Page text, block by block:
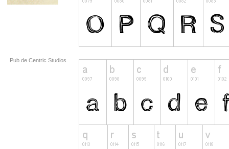
Pub de Centric Studios